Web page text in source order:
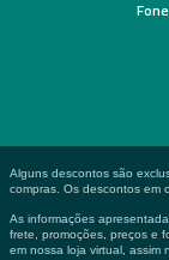
Alguns descontos são
compras. Os descontos em
As informações
frete, promoções, preços e
em nossa loja virtual, assim